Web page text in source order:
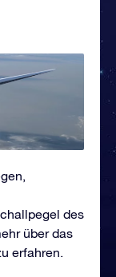
des
über das
erfahren.